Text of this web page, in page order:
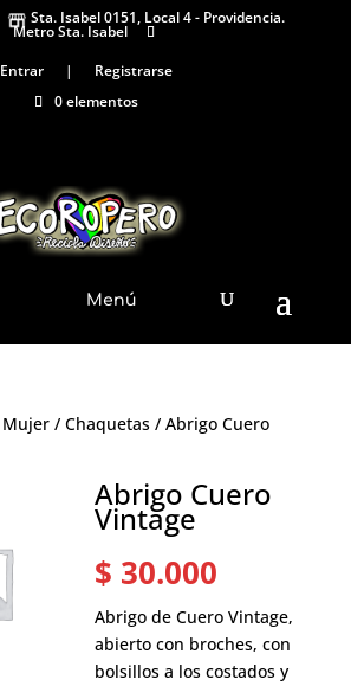
Sta. Isabel 0151, Local 4 - Providencia.
Metro Sta. Isabel
Entrar
|
Registrarse
0 elementos
Menú
Mujer/ Chaquetas/ Abrigo Cuero
Abrigo Cuero
Vintage
$ 30.000
Abrigo de Cuero Vintage,
abierto con broches, con
bolsillos a los costados y